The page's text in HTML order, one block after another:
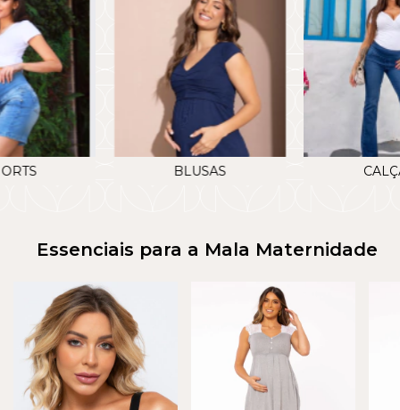
BLUSAS
Essenciais para a Mala Maternidade